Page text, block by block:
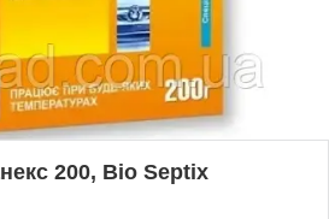
200, Bio Septix